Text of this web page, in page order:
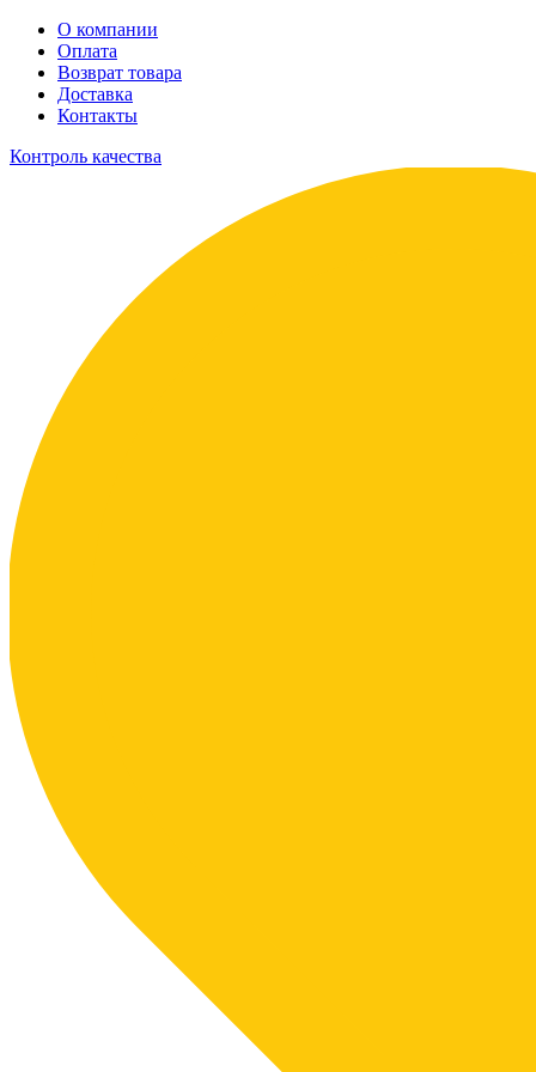
О компании
Оплата
Возврат товара
Доставка
Контакты
Контроль качества